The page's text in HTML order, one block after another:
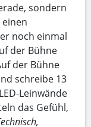
sondern
noch einmal
der Bühne
der Bühne
schreibe 13
Leinwände
das Gefühl,